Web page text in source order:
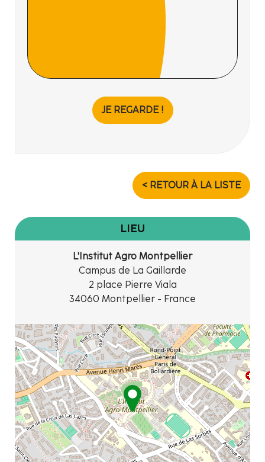
JE REGARDE !
< RETOUR À LA LISTE
LIEU
L'Institut Agro Montpellier
Campus de La Gaillarde
2 place Pierre Viala
34060 Montpellier - France